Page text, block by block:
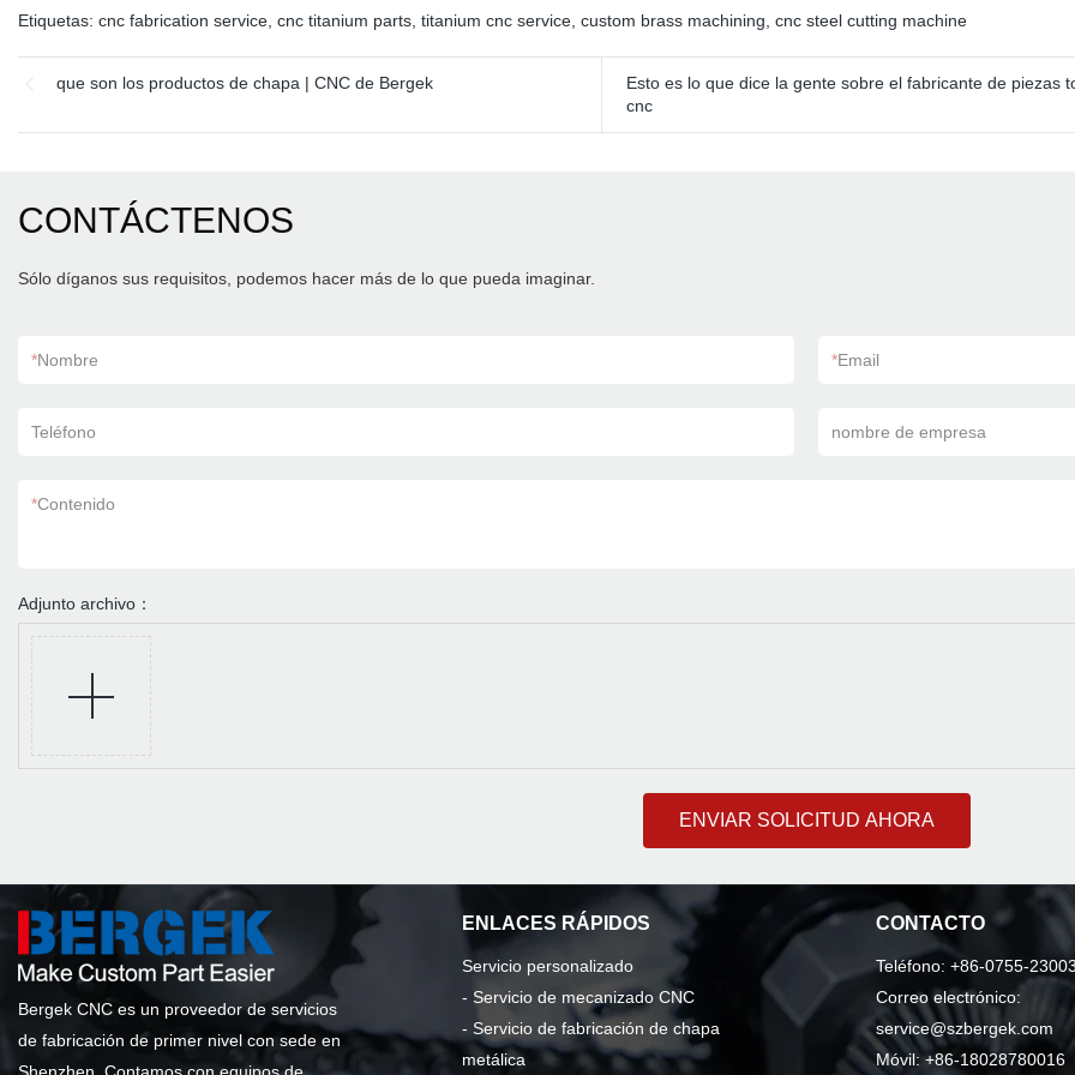
Etiquetas: cnc fabrication service cnc titanium parts titanium cnc service custom brass machining cnc steel cutting machine
que son los productos de chapa | CNC de Bergek
Esto es lo que dice la gente sobre el fabricante de piezas
cnc
CONTÁCTENOS
Sólo díganos sus requisitos, podemos hacer más de lo que pueda imaginar.
*Nombre *Email
Teléfono nombre de empresa
*Contenido
Adjunto archivo：
ENVIAR SOLICITUD AHORA
Bergek CNC es un proveedor de servicios
de fabricación de primer nivel con sede en
ENLACES RÁPIDOS
Servicio personalizado
- Servicio de mecanizado CNC
- Servicio de fabricación de chapa
metálica
CONTACTO
Teléfono: +86-0755-
Correo electrónico:
service@szbergek.com
Móvil: +86-18028780016